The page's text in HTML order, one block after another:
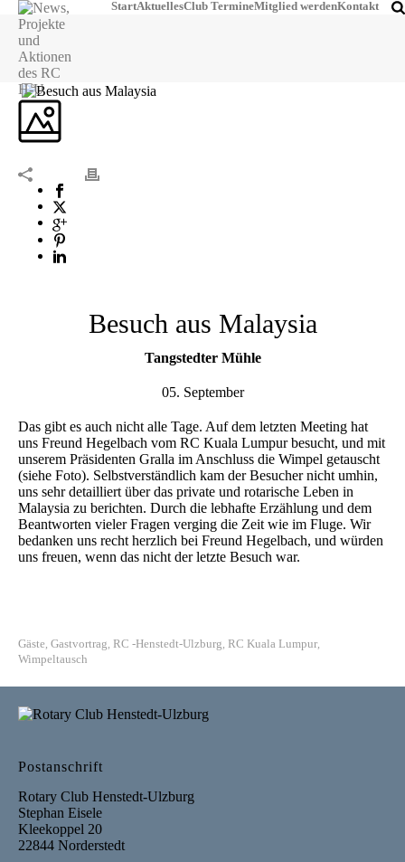
StartAktuellesClub TermineMitglied werdenKontakt
Besuch aus Malaysia
Tangstedter Mühle
05. September
Das gibt es auch nicht alle Tage. Auf dem letzten Meeting hat
uns Freund Hegelbach vom RC Kuala Lumpur besucht, und mit
unserem Präsidenten Gralla im Anschluss die Wimpel getauscht
(siehe Foto). Selbstverständlich kam der Besucher nicht umhin,
uns sehr detailliert über das private und rotarische Leben in
Malaysia zu berichten. Durch die lebhafte Erzählung und dem
Beantworten vieler Fragen verging die Zeit wie im Fluge. Wir
bedanken uns recht herzlich bei Freund Hegelbach, und würden
uns freuen, wenn das nicht der letzte Besuch war.
Gäste, Gastvortrag, RC -Henstedt-Ulzburg, RC Kuala Lumpur,
Wimpeltausch
Postanschrift
Rotary Club Henstedt-Ulzburg
Stephan Eisele
Kleekoppel 20
22844 Norderstedt